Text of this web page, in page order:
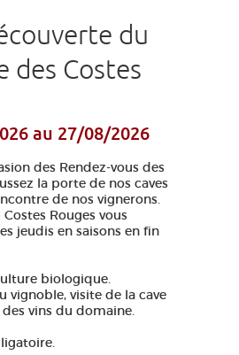
65 GROUPES PRESSE
du
des Costes
au 27/08/2026
des Rendez-vous des
la porte de nos caves
de nos vignerons.
Rouges vous
jeudis en saisons en fin
biologique.
vignoble, visite de la cave
vins du domaine.